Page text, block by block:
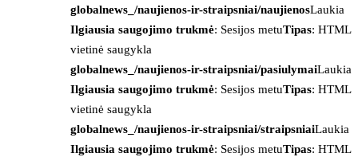
globalnews_/naujienos-ir-straipsniai/naujienosLaukia
Ilgiausia saugojimo trukmė: Sesijos metuTipas: HTML
vietinė saugykla
globalnews_/naujienos-ir-straipsniai/pasiulymaiLaukia
Ilgiausia saugojimo trukmė: Sesijos metuTipas: HTML
vietinė saugykla
globalnews_/naujienos-ir-straipsniai/straipsniaiLaukia
Ilgiausia saugojimo trukmė: Sesijos metuTipas: HTML